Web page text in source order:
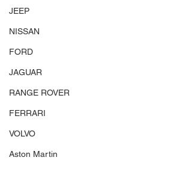
JEEP
NISSAN
FORD
JAGUAR
RANGE ROVER
FERRARI
VOLVO
Aston Martin